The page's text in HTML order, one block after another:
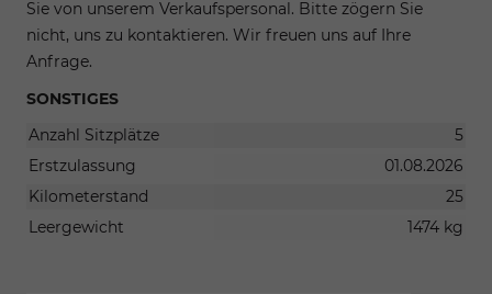
Sie von unserem Verkaufspersonal. Bitte zögern Sie
nicht, uns zu kontaktieren. Wir freuen uns auf Ihre
Anfrage.
SONSTIGES
Anzahl Sitzplätze
5
Erstzulassung
01.08.2026
Kilometerstand
25
Leergewicht
1474 kg